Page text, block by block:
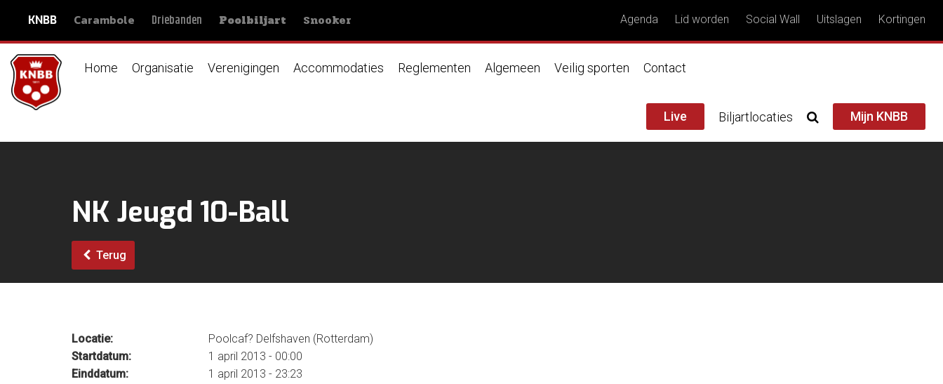
KNBB Carambole Driebanden Poolbiljart Snooker Agenda Lid worden Social Wall Uitslagen Kortingen
Home Organisatie Verenigingen Accommodaties Reglementen Algemeen Veilig sporten Contact
Live Biljartlocaties Mijn KNBB
NK Jeugd 10-Ball
Terug
Locatie:
Poolcaf? Delfshaven (Rotterdam)
Startdatum:
1 april 2013 - 00:00
Einddatum:
1 april 2013 - 23:23